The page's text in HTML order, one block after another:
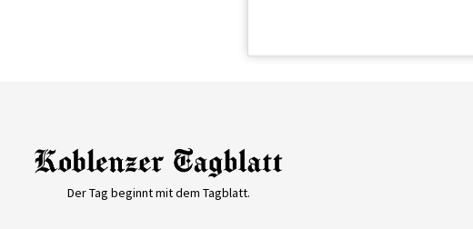
Der Tag beginnt mit dem Tagblatt.